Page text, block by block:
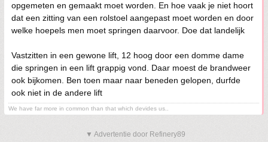
opgemeten en gemaakt moet worden. En hoe vaak je niet hoort
dat een zitting van een rolstoel aangepast moet worden en door
welke hoepels men moet springen daarvoor. Doe dat landelijk
Vastzitten in een gewone lift, 12 hoog door een domme dame
die springen in een lift grappig vond. Daar moest de brandweer
ook bijkomen. Ben toen maar naar beneden gelopen, durfde
ook niet in de andere lift
We have far more in common than that which devides us..
▼ Advertentie door Refinery89